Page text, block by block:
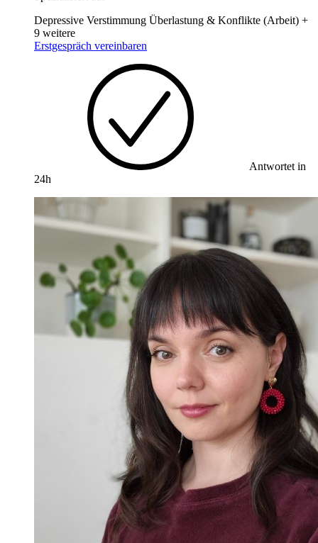
Depressive Verstimmung Überlastung & Konflikte (Arbeit) +
9 weitere
Erstgespräch vereinbaren
Antwortet in
24h